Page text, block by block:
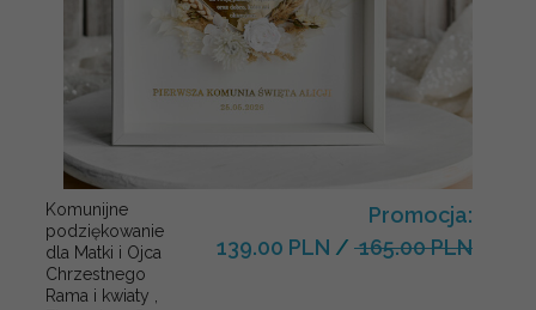
Komunijne
podziękowanie
dla Matki i Ojca
Chrzestnego
Rama i kwiaty ,
Promocja:
139.00 PLN / 165.00 PLN